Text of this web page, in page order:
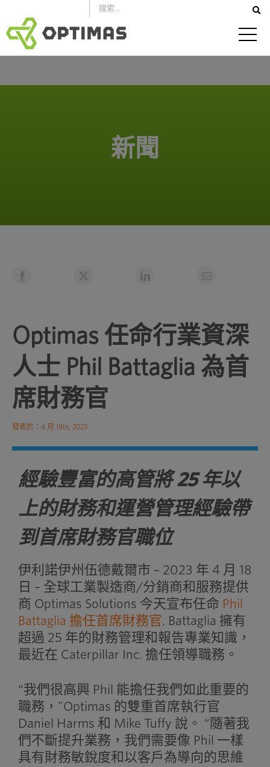
到
內
容
新聞
Optimas 任命行業資深
人士 Phil Battaglia 為首
席財務官
發表於：4 月 18th, 2023
經驗豐富的高管將 25 年以
上的財務和運營管理經驗帶
到首席財務官職位
伊利諾伊州伍德戴爾市 – 2023 年 4 月 18
日 – 全球工業製造商/分銷商和服務提供
商 Optimas Solutions 今天宣布任命 Phil
Battaglia 擔任首席財務官. Battaglia 擁有
超過 25 年的財務管理和報告專業知識，
最近在 Caterpillar Inc. 擔任領導職務。
“我們很高興 Phil 能擔任我們如此重要的
職務，”Optimas 的雙重首席執行官
Daniel Harms 和 Mike Tuffy 說。 “隨著我
們不斷提升業務，我們需要像 Phil 一樣
具有財務敏銳度和以客戶為導向的思維